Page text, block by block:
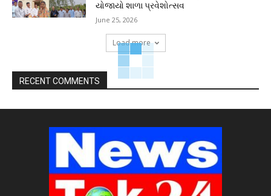
યોજાયો શાળા પ્રવેશોત્સવ
June 25, 2026
Load more
RECENT COMMENTS